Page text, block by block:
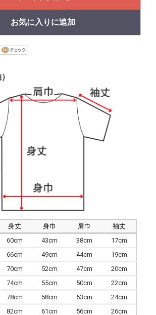
お気に入りに追加
身丈 身巾 肩巾
袖丈
60cm 43cm 38cm
17cm
66cm 49cm 44cm
19cm
70cm 52cm 47cm
20cm
74cm 55cm 50cm
22cm
78cm 58cm 53cm
24cm
82cm 61cm 56cm 26cm